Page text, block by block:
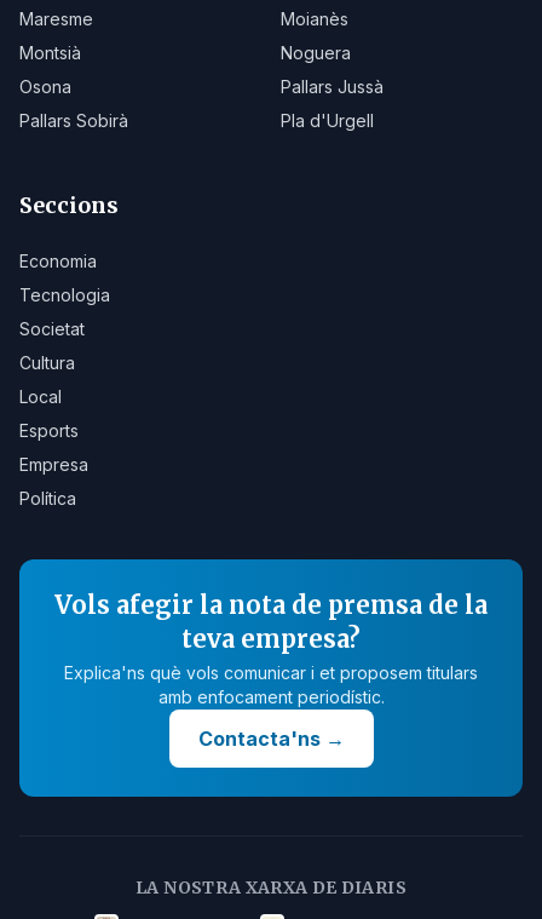
Maresme
Moianès
Montsià
Noguera
Osona
Pallars Jussà
Pallars Sobirà
Pla d'Urgell
Seccions
Economia
Tecnologia
Societat
Cultura
Local
Esports
Empresa
Política
Vols afegir la nota de premsa de la
teva empresa?
Explica'ns què vols comunicar i et proposem titulars
amb enfocament periodístic.
Contacta'ns→
LA NOSTRA XARXA DE DIARIS